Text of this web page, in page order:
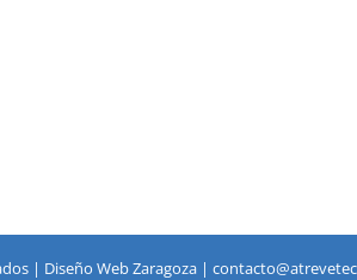
| Diseño Web Zaragoza|